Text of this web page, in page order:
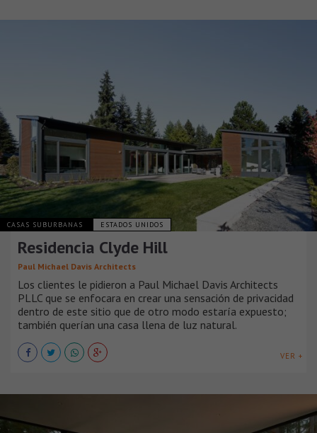
CASAS SUBURBANAS ESTADOS UNIDOS
Residencia Clyde Hill
Paul Michael Davis Architects
Los clientes le pidieron a Paul Michael Davis Architects
PLLC que se enfocara en crear una sensación de privacidad
dentro de este sitio que de otro modo estaría expuesto;
también querían una casa llena de luz natural.
VER +